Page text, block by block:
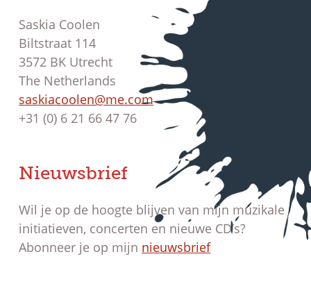
Saskia Coolen
Biltstraat 114
3572 BK Utrecht
The Netherlands
saskiacoolen@me.com
+31 (0) 6 21 66 47 76
Nieuwsbrief
Wil je op de hoogte blijven van mijn muzikale
initiatieven, concerten en nieuwe CD’s?
Abonneer je op mijn nieuwsbrief